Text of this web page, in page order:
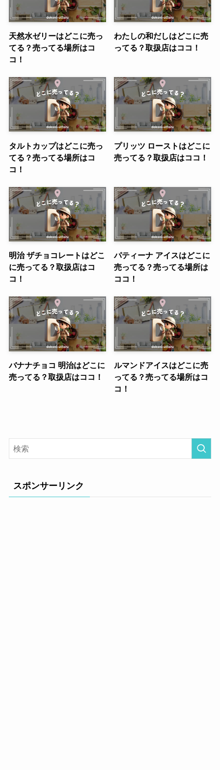
天然水ゼリーはどこに売っ
てる？売ってる場所はコ
コ！
わたしの和だしはどこに売
ってる？取扱店はココ！
タルトカップはどこに売っ
てる？売ってる場所はコ
コ！
プリッツ ローストはどこに
売ってる？取扱店はココ！
明治 ザチョコレートはどこ
に売ってる？取扱店はコ
コ！
パティーナ アイスはどこに
売ってる？売ってる場所は
ココ！
バナナチョコ 明治はどこに
売ってる？取扱店はココ！
ルマンドアイスはどこに売
ってる？売ってる場所はコ
コ！
スポンサーリンク